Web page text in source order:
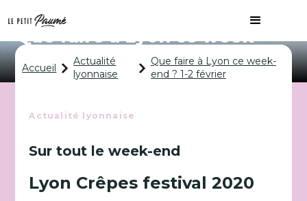
Que faire à Lyon ce week-
end ? 1-2 février
Accueil
Actualité
lyonnaise
Que faire à Lyon ce week-
end ? 1-2 février
Actualité lyonnaise
Sur tout le week-end
Lyon Crêpes festival 2020